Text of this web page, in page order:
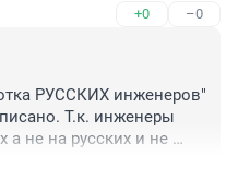
100-110км,
то же делается,
и вымышленная
ни заезд за стоп
+0 –0
РУССКИХ инженеров"
Т.к. инженеры
а не на русских и не